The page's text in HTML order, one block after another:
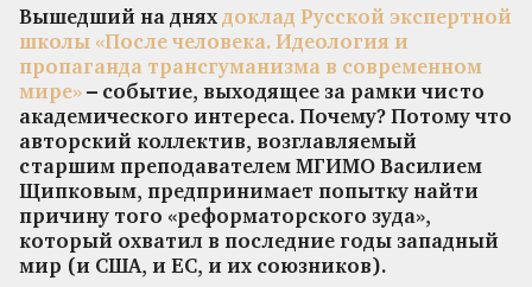
Вышедший на днях доклад Русской экспертной
школы «После человека. Идеология и
пропаганда трансгуманизма в современном
мире» – событие, выходящее за рамки чисто
академического интереса. Почему? Потому что
авторский коллектив, возглавляемый
старшим преподавателем МГИМО Василием
Щипковым, предпринимает попытку найти
причину того «реформаторского зуда»,
который охватил в последние годы западный
мир (и США, и ЕС, и их союзников).